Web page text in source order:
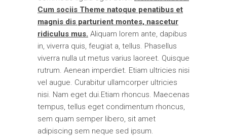
Cum sociis Theme natoque penatibus et
magnis dis parturient montes, nascetur
ridiculus mus. Aliquam lorem ante, dapibus
in, viverra quis, feugiat a, tellus. Phasellus
viverra nulla ut metus varius laoreet. Quisque
rutrum. Aenean imperdiet. Etiam ultricies nisi
vel augue. Curabitur ullamcorper ultricies
nisi. Nam eget dui.Etiam rhoncus. Maecenas
tempus, tellus eget condimentum rhoncus,
sem quam semper libero, sit amet
adipiscing sem neque sed ipsum.